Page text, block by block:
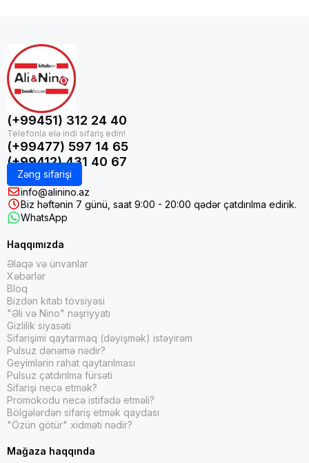
(+99451) 312 24 40
(+99477) 597 14 65
(+99412) 431 40 67
Zəng sifarişi
info@alinino.az
Biz həftənin 7 günü, saat 9:00 - 20:00 qədər çatdırılma edirik.
WhatsApp
Haqqımızda
Əlaqə və ünvanlar
Xəbərlər
Bloq
Bizdən kitab tövsiyəsi
"Əli və Nino" nəşriyyatı
Gizlilik siyasəti
Sifarişimi qaytarmaq (dəyişmək) istəyirəm
Pulsuz dənəmə nədir?
Geyimlərin rahat qaytarılması
Pulsuz çatdırılma fürsəti
Sifarişi necə etmək?
Promokodu necə istifadə etməli?
Bölgələrdən sifariş etmək qaydası
"Özün götür" xidməti nədir?
Mağaza haqqında